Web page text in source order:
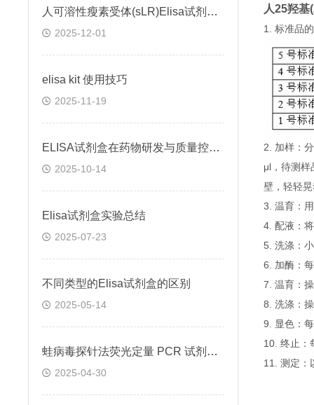
人可溶性瘦素受体(sLR)Elisa试剂盒可溶性受体的作用
2025-12-01
elisa kit 使用技巧
2025-11-19
ELISA试剂盒在药物研发与质量控制中的应用实践
2025-10-14
Elisa试剂盒实验总结
2025-07-23
不同类型的Elisa试剂盒的区别
2025-05-14
蛙病毒探针法荧光定量 PCR 试剂盒定量定性检测
2025-04-30
人25羟
1. 标准品
2. 加样：
μl，待测样
壁，轻轻
3. 温育：
4. 配液：
5. 洗涤：
6. 加酶：
7. 温育：
8. 洗涤：
9. 显色：
10. 终止：
11. 测定：